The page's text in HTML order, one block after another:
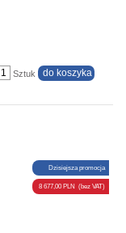
Sztuk
Dzisiejsza promocja
8 677,00 PLN (bez VAT)